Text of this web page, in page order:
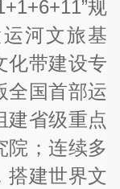
规
河文旅基
化带建设专
全国首部运
建省级重点
院；连续多
搭建世界文